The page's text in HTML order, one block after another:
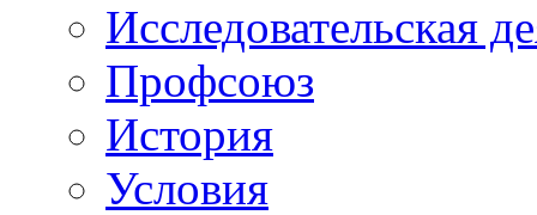
Исследовательская
Профсоюз
История
Условия